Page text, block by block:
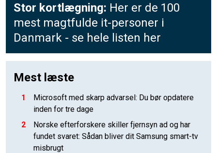
Stor kortlægning: Her er de 100
mest magtfulde it-personer i
Danmark - se hele listen her
Mest læste
1
Microsoft med skarp advarsel: Du bør opdatere
inden for tre dage
2
Norske efterforskere skiller fjernsyn ad og har
fundet svaret: Sådan bliver dit Samsung smart-tv
misbrugt